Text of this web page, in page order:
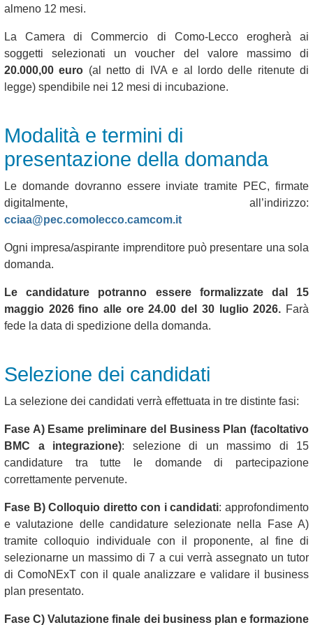
almeno 12 mesi.
La Camera di Commercio di Como-Lecco erogherà ai
soggetti selezionati un voucher del valore massimo di
20.000,00 euro (al netto di IVA e al lordo delle ritenute di
legge) spendibile nei 12 mesi di incubazione.
Modalità e termini di
presentazione della domanda
Le domande dovranno essere inviate tramite PEC, firmate
digitalmente, all’indirizzo:
cciaa@pec.comolecco.camcom.it
Ogni impresa/aspirante imprenditore può presentare una sola
domanda.
Le candidature potranno essere formalizzate dal 15
maggio 2026 fino alle ore 24.00 del 30 luglio 2026. Farà
fede la data di spedizione della domanda.
Selezione dei candidati
La selezione dei candidati verrà effettuata in tre distinte fasi:
Fase A) Esame preliminare del Business Plan (facoltativo
BMC a integrazione): selezione di un massimo di 15
candidature tra tutte le domande di partecipazione
correttamente pervenute.
Fase B) Colloquio diretto con i candidati: approfondimento
e valutazione delle candidature selezionate nella Fase A)
tramite colloquio individuale con il proponente, al fine di
selezionarne un massimo di 7 a cui verrà assegnato un tutor
di ComoNExT con il quale analizzare e validare il business
plan presentato.
Fase C) Valutazione finale dei business plan e formazione